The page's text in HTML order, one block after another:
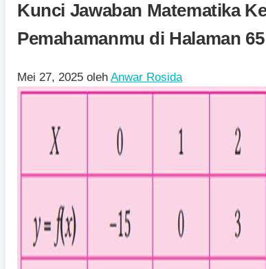
Kunci Jawaban Matematika
Pemahamanmu di Halaman
Mei 27, 2025 oleh Anwar Rosida